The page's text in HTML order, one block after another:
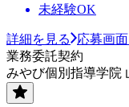
未経験OK
詳細を見る
応募画
業務委託契約
みやび個別指導学院